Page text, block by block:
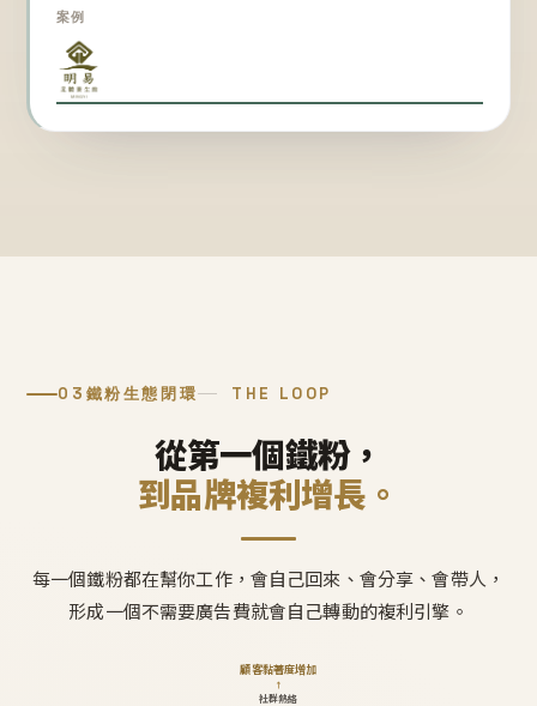
案例
03 鐵粉生態閉環 THE LOOP
從第一個鐵粉，
到品牌複利增長。
每一個鐵粉都在幫你工作，會自己回來、會分享、會帶人，
形成一個不需要廣告費就會自己轉動的複利引擎。
社群熱絡
↑
顧客黏著度增加